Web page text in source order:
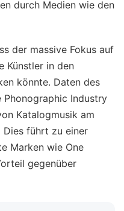
durch Medien wie den
der massive Fokus auf
Künstler in den
könnte. Daten des
Industry
Katalogmusik am
Dies führt zu einer
Marken wie One
gegenüber